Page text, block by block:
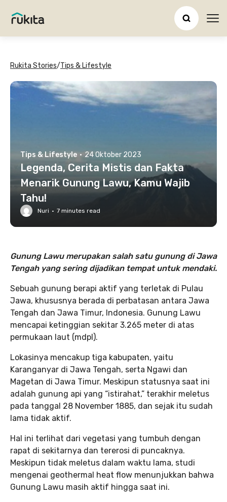
Rukita Stories/Tips & Lifestyle
Tips & Lifestyle · 24 Oktober 2023
Legenda, Cerita Mistis dan Fakta
Menarik Gunung Lawu, Kamu Wajib
Tahu!
Nuri · 7 minutes read
Gunung Lawu merupakan salah satu gunung di Jawa
Tengah yang sering dijadikan tempat untuk mendaki.
Sebuah gunung berapi aktif yang terletak di Pulau
Jawa, khususnya berada di perbatasan antara Jawa
Tengah dan Jawa Timur, Indonesia. Gunung Lawu
mencapai ketinggian sekitar 3.265 meter di atas
permukaan laut (mdpl).
Lokasinya mencakup tiga kabupaten, yaitu
Karanganyar di Jawa Tengah, serta Ngawi dan
Magetan di Jawa Timur. Meskipun statusnya saat ini
adalah gunung api yang “istirahat,” terakhir meletus
pada tanggal 28 November 1885, dan sejak itu sudah
lama tidak aktif.
Hal ini terlihat dari vegetasi yang tumbuh dengan
rapat di sekitarnya dan tererosi di puncaknya.
Meskipun tidak meletus dalam waktu lama, studi
mengenai geothermal heat flow menunjukkan bahwa
Gunung Lawu masih aktif hingga saat ini.